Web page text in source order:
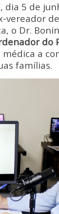
dia 5 de
de
o Dr.
do
a
famílias.